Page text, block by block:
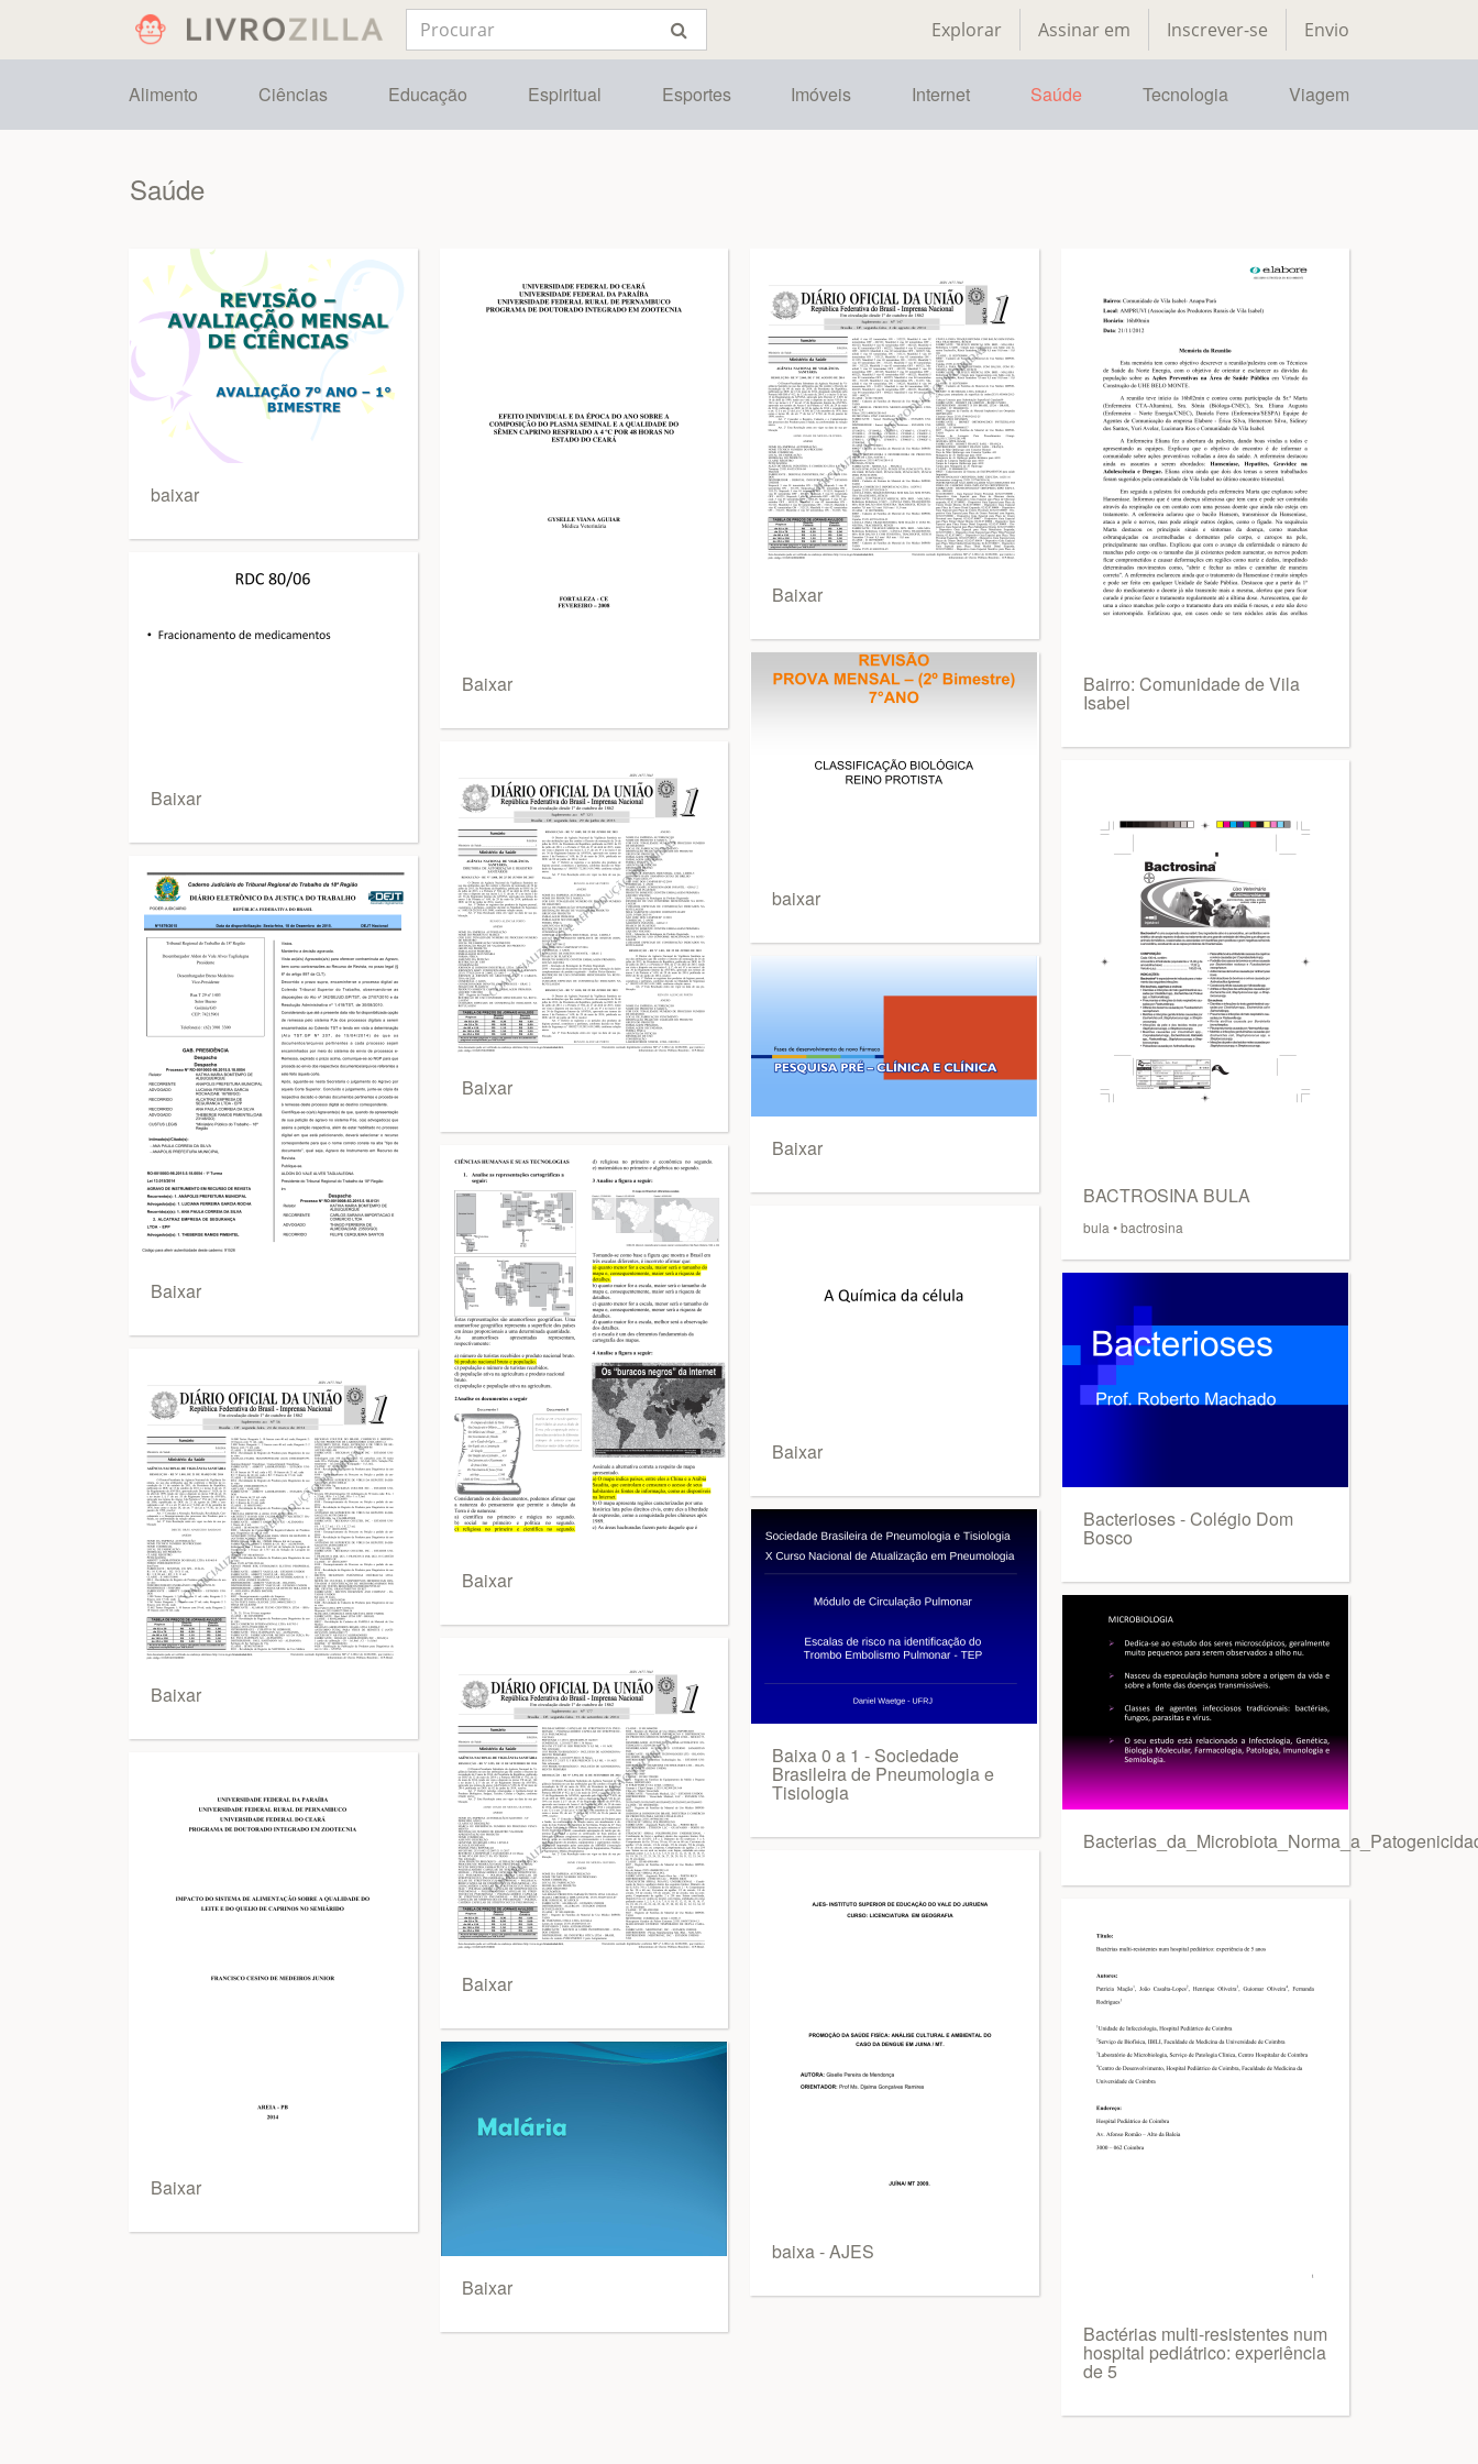
Explorar Assinar em Inscrever-se Envio
Alimento Ciências Educação Espiritual Esportes Imóveis Internet Saúde Tecnologia Viagem
Saúde
baixar
Baixar
Baixar
Baixar
Baixar
Baixar
Baixar
Baixar
Baixar
Baixar
Baixar
baixar
Baixar
Baixar
Baixa 0 a 1 - Sociedade
Brasileira de Pneumologia e
Tisiologia
baixa - AJES
Bairro: Comunidade de Vila
Isabel
BACTROSINA BULA
bula •bactrosina
Bacterioses - Colégio Dom
Bosco
Bactérias multi-resistentes num
hospital pediátrico: experiência
de 5